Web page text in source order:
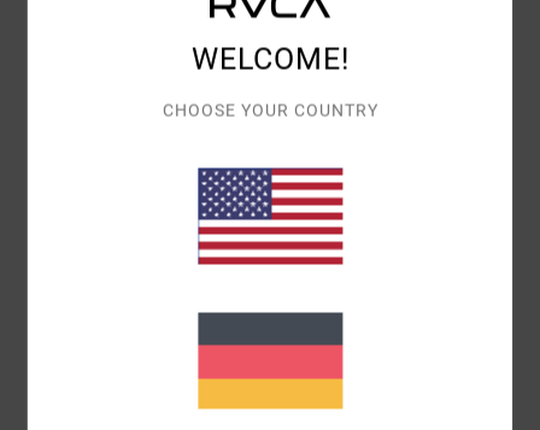
Farbcodekta0
Materialzusammensetzung:75 % Baumwolle, 25 %
Relaxt
Vorderseite Mit Stickerei
Rücken-Artwork: Mix aus Print und Stickerei
WELCOME!
CHOOSE YOUR COUNTRY